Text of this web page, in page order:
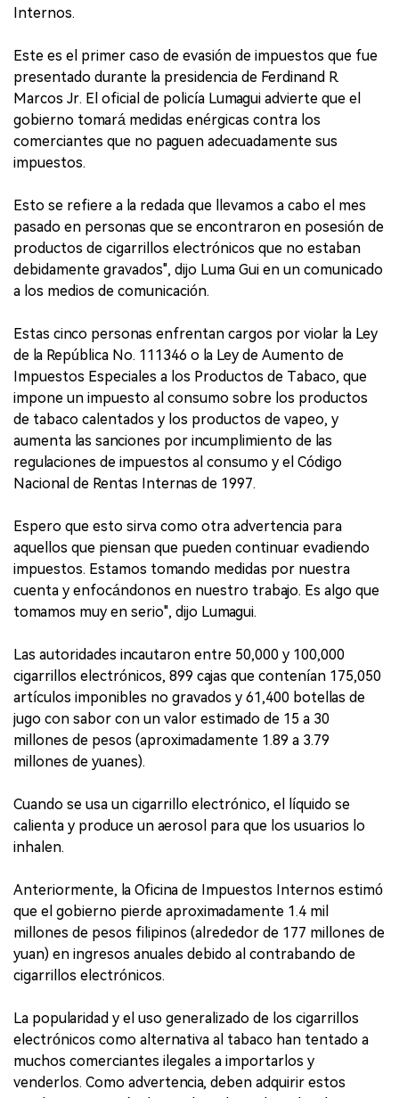
Internos.
Este es el primer caso de evasión de impuestos que fue
presentado durante la presidencia de Ferdinand R.
Marcos Jr. El oficial de policía Lumagui advierte que el
gobierno tomará medidas enérgicas contra los
comerciantes que no paguen adecuadamente sus
impuestos.
Esto se refiere a la redada que llevamos a cabo el mes
pasado en personas que se encontraron en posesión de
productos de cigarrillos electrónicos que no estaban
debidamente gravados", dijo Luma Gui en un comunicado
a los medios de comunicación.
Estas cinco personas enfrentan cargos por violar la Ley
de la República No. 111346 o la Ley de Aumento de
Impuestos Especiales a los Productos de Tabaco, que
impone un impuesto al consumo sobre los productos
de tabaco calentados y los productos de vapeo, y
aumenta las sanciones por incumplimiento de las
regulaciones de impuestos al consumo y el Código
Nacional de Rentas Internas de 1997.
Espero que esto sirva como otra advertencia para
aquellos que piensan que pueden continuar evadiendo
impuestos. Estamos tomando medidas por nuestra
cuenta y enfocándonos en nuestro trabajo. Es algo que
tomamos muy en serio", dijo Lumagui.
Las autoridades incautaron entre 50,000 y 100,000
cigarrillos electrónicos, 899 cajas que contenían 175,050
artículos imponibles no gravados y 61,400 botellas de
jugo con sabor con un valor estimado de 15 a 30
millones de pesos (aproximadamente 1.89 a 3.79
millones de yuanes).
Cuando se usa un cigarrillo electrónico, el líquido se
calienta y produce un aerosol para que los usuarios lo
inhalen.
Anteriormente, la Oficina de Impuestos Internos estimó
que el gobierno pierde aproximadamente 1.4 mil
millones de pesos filipinos (alrededor de 177 millones de
yuan) en ingresos anuales debido al contrabando de
cigarrillos electrónicos.
La popularidad y el uso generalizado de los cigarrillos
electrónicos como alternativa al tabaco han tentado a
muchos comerciantes ilegales a importarlos y
venderlos. Como advertencia, deben adquirir estos